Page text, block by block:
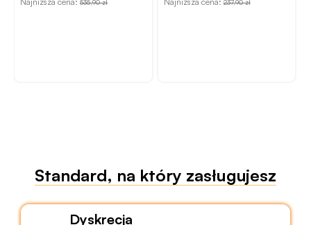
535,90 zł 237,90 zł
Standard, na który zasługujesz
Dyskrecja